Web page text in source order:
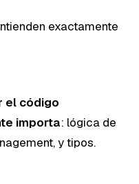
exactamente
el código
importa: lógica de
y tipos.